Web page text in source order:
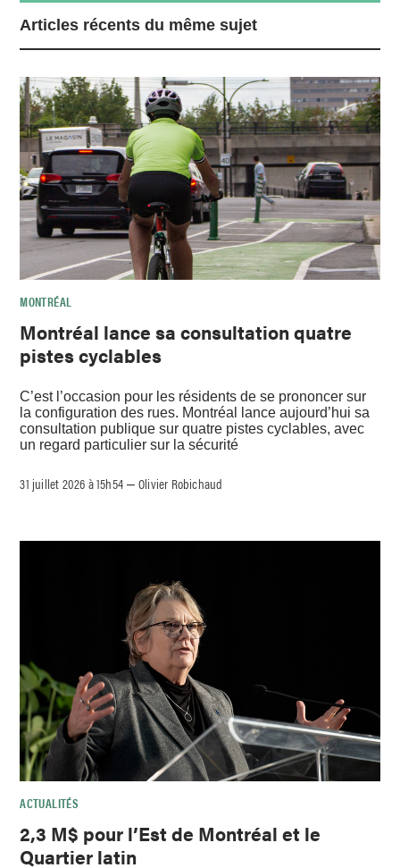
Articles récents du même sujet
MONTRÉAL
Montréal lance sa consultation quatre
pistes cyclables
C’est l’occasion pour les résidents de se prononcer sur
la configuration des rues. Montréal lance aujourd’hui sa
consultation publique sur quatre pistes cyclables, avec
un regard particulier sur la sécurité
31 juillet 2026 à 15h54 –Olivier Robichaud
ACTUALITÉS
2,3 M$ pour l’Est de Montréal et le
Quartier latin